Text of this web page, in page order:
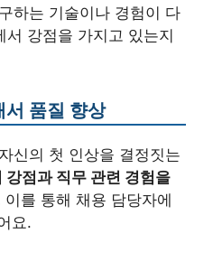
하는 기술이나 경험이 다
강점을 가지고 있는지
서 품질 향상
신의 첫 인상을 결정짓는
강점과 직무 관련 경험을
이를 통해 채용 담당자에
요.